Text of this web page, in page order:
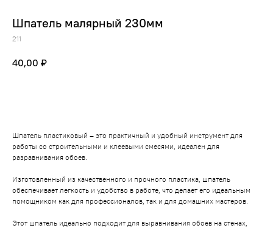
Шпатель малярный 230мм
211
40,00 ₽
Шпатель пластиковый – это практичный и удобный инструмент для
работы со строительными и клеевыми смесями, идеален для
разравнивания обоев.
Изготовленный из качественного и прочного пластика, шпатель
обеспечивает легкость и удобство в работе, что делает его идеальным
помощником как для профессионалов, так и для домашних мастеров.
Этот шпатель идеально подходит для выравнивания обоев на стенах,